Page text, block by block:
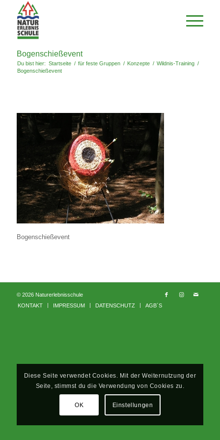
Bogenschießevent
Du bist hier: Startseite / für feste Gruppen / Konzepte / Wildnis-Training /
Bogenschießevent
Bogenschießevent
© 2026 Naturerlebnisschule
KONTAKT
IMPRESSUM DATENSCHUTZ AGB´S
Diese Seite verwendet Cookies. Mit der Weiternutzung der
Seite, stimmst du die Verwendung von Cookies zu.
OK Einstellungen